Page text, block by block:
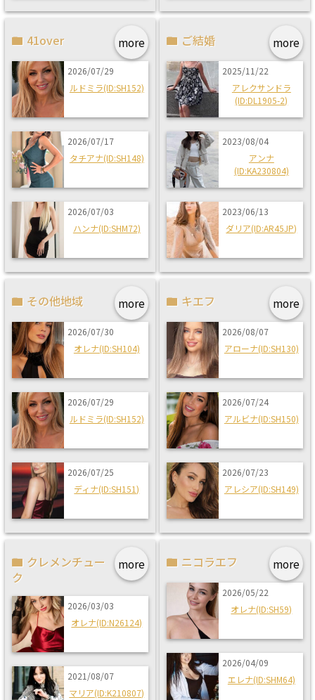
more
41over
2026/07/29
ルドミラ(ID:SH152)
2026/07/17
タチアナ(ID:SH148)
2026/07/03
ハンナ(ID:SHM72)
more
ご結婚
2025/11/22
アレクサンドラ
(ID:DL1905-2)
2023/08/04
アンナ
(ID:KA230804)
2023/06/13
ダリア(ID:AR45JP)
more
その他地域
2026/07/30
オレナ(ID:SH104)
2026/07/29
ルドミラ(ID:SH152)
2026/07/25
ディナ(ID:SH151)
more
キエフ
2026/08/07
アローナ(ID:SH130)
2026/07/24
アルビナ(ID:SH150)
2026/07/23
アレシア(ID:SH149)
more
クレメンチュー
ク
2026/03/03
オレナ(ID:N26124)
2021/08/07
マリア(ID:K210807)
more
ニコラエフ
2026/05/22
オレナ(ID:SH59)
2026/04/09
エレナ(ID:SHM64)